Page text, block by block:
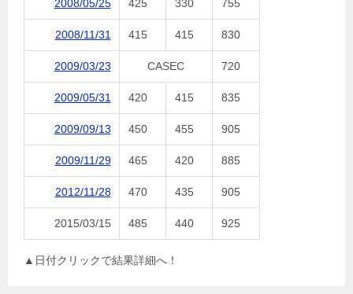
2008/05/25 425 330 755
2008/11/31 415 415 830
2009/03/23 CASEC 720
2009/05/31 420 415 835
2009/09/13 450 455 905
2009/11/29 465 420 885
2012/11/28 470 435 905
2015/03/15 485 440 925
▲日付クリックで結果詳細へ！